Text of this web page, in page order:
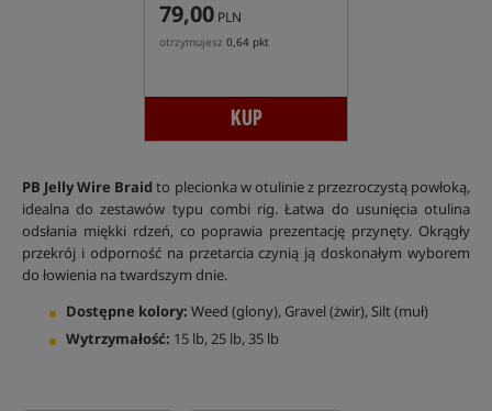
79,00 PLN
otrzymujesz 0,64 pkt
KUP
PB Jelly Wire Braid to plecionka w otulinie z przezroczystą powłoką,
idealna do zestawów typu combi rig. Łatwa do usunięcia otulina
odsłania miękki rdzeń, co poprawia prezentację przynęty. Okrągły
przekrój i odporność na przetarcia czynią ją doskonałym wyborem
do łowienia na twardszym dnie.
Dostępne kolory: Weed (glony), Gravel (żwir), Silt (muł)
Wytrzymałość: 15 lb, 25 lb, 35 lb